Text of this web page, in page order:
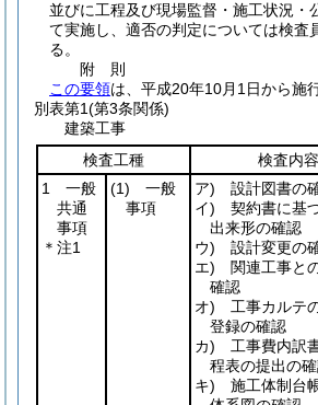
並びに工程及び現場監督・施工状況・
て実施し、適否の判定については検査
る。
附 則
この要領は、平成20年10月1日から施
別表第1(第3条関係)
建築工事
検査工種
検査内容
1 一般
共通
事項
＊注1
(1) 一般
事項
ア) 設計図書の
イ) 契約書に基
出来形の確認
ウ) 設計変更の
エ) 関連工事と
確認
オ) 工事カルテ
登録の確認
カ) 工事費内訳
程表の提出の
キ) 施工体制台